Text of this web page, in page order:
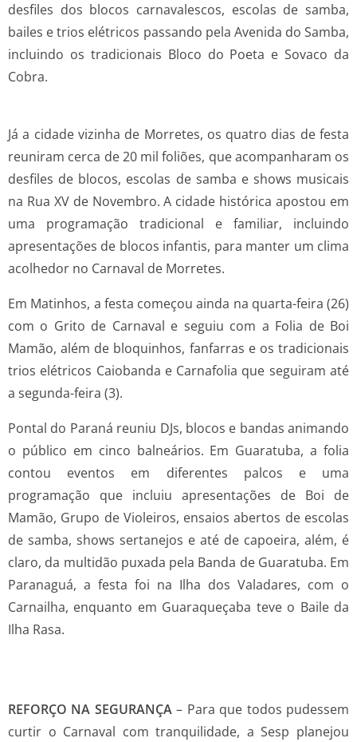
desfiles dos blocos carnavalescos, escolas de samba,
bailes e trios elétricos passando pela Avenida do Samba,
incluindo os tradicionais Bloco do Poeta e Sovaco da
Cobra.
Já a cidade vizinha de Morretes, os quatro dias de festa
reuniram cerca de 20 mil foliões, que acompanharam os
desfiles de blocos, escolas de samba e shows musicais
na Rua XV de Novembro. A cidade histórica apostou em
uma programação tradicional e familiar, incluindo
apresentações de blocos infantis, para manter um clima
acolhedor no Carnaval de Morretes.
Em Matinhos, a festa começou ainda na quarta-feira (26)
com o Grito de Carnaval e seguiu com a Folia de Boi
Mamão, além de bloquinhos, fanfarras e os tradicionais
trios elétricos Caiobanda e Carnafolia que seguiram até
a segunda-feira (3).
Pontal do Paraná reuniu DJs, blocos e bandas animando
o público em cinco balneários. Em Guaratuba, a folia
contou eventos em diferentes palcos e uma
programação que incluiu apresentações de Boi de
Mamão, Grupo de Violeiros, ensaios abertos de escolas
de samba, shows sertanejos e até de capoeira, além, é
claro, da multidão puxada pela Banda de Guaratuba. Em
Paranaguá, a festa foi na Ilha dos Valadares, com o
Carnailha, enquanto em Guaraqueçaba teve o Baile da
Ilha Rasa.
REFORÇO NA SEGURANÇA– Para que todos pudessem
curtir o Carnaval com tranquilidade, a Sesp planejou